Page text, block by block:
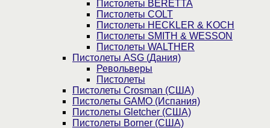
Пистолеты BERETTA
Пистолеты COLT
Пистолеты HECKLER & KOCH
Пистолеты SMITH & WESSON
Пистолеты WALTHER
Пистолеты ASG (Дания)
Револьверы
Пистолеты
Пистолеты Crosman (США)
Пистолеты GAMO (Испания)
Пистолеты Gletcher (США)
Пистолеты Borner (США)